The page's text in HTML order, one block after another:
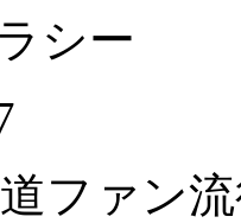
シー
道ファン